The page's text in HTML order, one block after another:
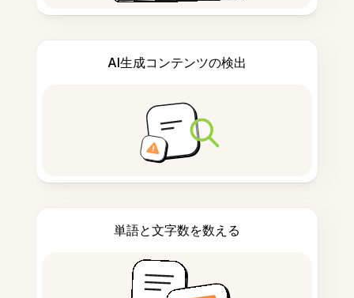
AI生成コンテンツの検出
単語と文字数を数える